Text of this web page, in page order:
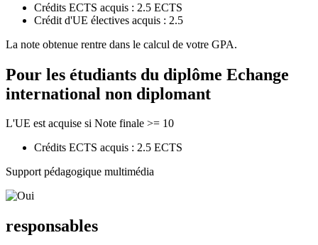
Crédits ECTS acquis : 2.5 ECTS
Crédit d'UE électives acquis : 2.5
La note obtenue rentre dans le calcul de votre GPA.
Pour les étudiants du diplôme Echange
international non diplomant
L'UE est acquise si Note finale >= 10
Crédits ECTS acquis : 2.5 ECTS
Support pédagogique multimédia
responsables